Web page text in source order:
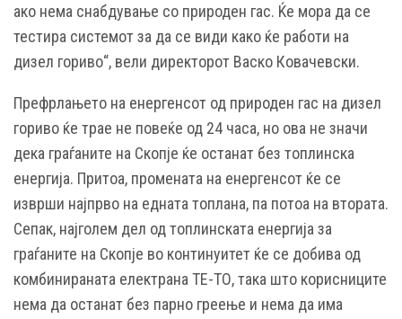
ако нема снабдување со природен гас. Ќе мора да се
тестира системот за да се види како ќе работи на
дизел гориво“, вели директорот Васко Ковачевски.
Префрлањето на енергенсот од природен гас на дизел
гориво ќе трае не повеќе од 24 часа, но ова не значи
дека граѓаните на Скопје ќе останат без топлинска
енергија. Притоа, промената на енергенсот ќе се
изврши најпрво на едната топлана, па потоа на втората.
Сепак, најголем дел од топлинската енергија за
граѓаните на Скопје во континуитет ќе се добива од
комбинираната електрана ТЕ-ТО, така што корисниците
нема да останат без парно греење и нема да има